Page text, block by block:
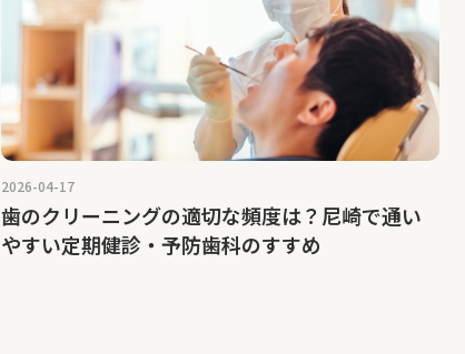
2026-04-17
歯のクリーニングの適切な頻度は？尼崎で通い
やすい定期健診・予防歯科のすすめ